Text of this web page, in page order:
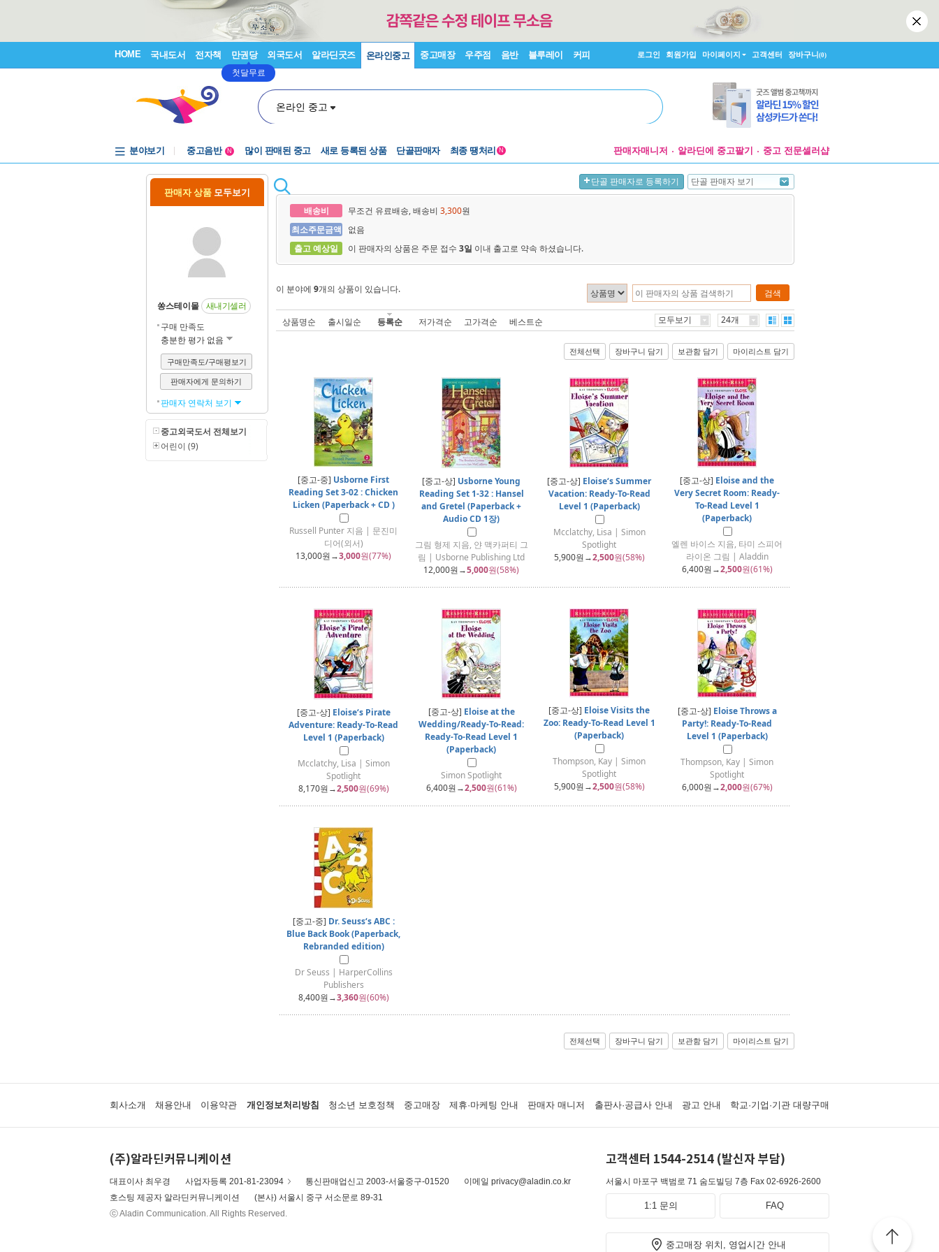
HOME 국내도서 전자책 만권당
첫달무료
외국도서 알라딘굿즈 온라인중고 중고매장 우주점 음반 블루레이 커피 로그인 회원가입 마이페이지 고객센터 장바구니(0)
온라인 중고
분야보기
중고음반
중고음반
N 많이 판매된 중고 새로 등록된 상품 단골판매자 최종 땡처리 N 판매자매니저 알라딘에 중고팔기 중고 전문셀러샵
판매자 상품 모두보기
쏭스테이몰
새내기셀러
구매 만족도
충분한 평가 없음
구매만족도/구매평보기
판매자에게 문의하기
판매자 연락처 보기
중고외국도서 전체보기
어린이 (9)
단골 판매자로 등록하기 단골 판매자 보기
배송비 무조건 유료배송, 배송비 3,300원
최소주문금액
없음
출고 예상일
이 판매자의 상품은 주문 접수 3일 이내 출고로 약속 하셨습니다.
검색
이 분야에 9개의 상품이 있습니다.
상품명순 출시일순 등록순 저가격순 고가격순 베스트순 모두보기 24개
전체선택 장바구니 담기 보관함 담기 마이리스트 담기
[중고-중] Usborne First
Reading Set 3-02 : Chicken
Licken (Paperback + CD )
Russell Punter 지음 | 문진미
디어(외서)
13,000원→3,000원(77%)
[중고-상] Usborne Young
Reading Set 1-32 : Hansel
and Gretel (Paperback +
Audio CD 1장)
그림 형제 지음, 얀 맥카퍼티 그
림 | Usborne Publishing Ltd
12,000원→5,000원(58%)
[중고-상] Eloise‘s Summer
Vacation: Ready-To-Read
Level 1 (Paperback)
Mcclatchy, Lisa | Simon
Spotlight
5,900원→2,500원(58%)
[중고-상] Eloise and the
Very Secret Room: Ready-
To-Read Level 1
(Paperback)
엘렌 바이스 지음, 타미 스피어
라이온 그림 | Aladdin
6,400원→2,500원(61%)
[중고-상] Eloise‘s Pirate
Adventure: Ready-To-Read
Level 1 (Paperback)
Mcclatchy, Lisa | Simon
Spotlight
8,170원→2,500원(69%)
[중고-상] Eloise at the
Wedding/Ready-To-Read:
Ready-To-Read Level 1
(Paperback)
Simon Spotlight
6,400원→2,500원(61%)
[중고-상] Eloise Visits the
Zoo: Ready-To-Read Level 1
(Paperback)
Thompson, Kay | Simon
Spotlight
5,900원→2,500원(58%)
[중고-상] Eloise Throws a
Party!: Ready-To-Read
Level 1 (Paperback)
Thompson, Kay | Simon
Spotlight
6,000원→2,000원(67%)
[중고-중] Dr. Seuss‘s ABC :
Blue Back Book (Paperback,
Rebranded edition)
Dr Seuss | HarperCollins
Publishers
8,400원→3,360원(60%)
전체선택 장바구니 담기 보관함 담기 마이리스트 담기
회사소개 채용안내 이용약관 개인정보처리방침 청소년 보호정책 중고매장 제휴·마케팅 안내 판매자 매니저 출판사·공급사 안내 광고 안내 학교·기업·기관 대량구매
(주)알라딘커뮤니케이션
대표이사 최우경 사업자등록 201-81-23094 통신판매업신고 2003-서울중구-01520
이메일 privacy@aladin.co.kr
호스팅 제공자 알라딘커뮤니케이션
(본사) 서울시 중구 서소문로 89-31
ⓒ Aladin Communication. All Rights Reserved.
고객센터 1544-2514 (발신자 부담)
서울시 마포구 백범로 71 숨도빌딩 7층 Fax 02-6926-2600
1:1 문의 FAQ
중고매장 위치, 영업시간 안내